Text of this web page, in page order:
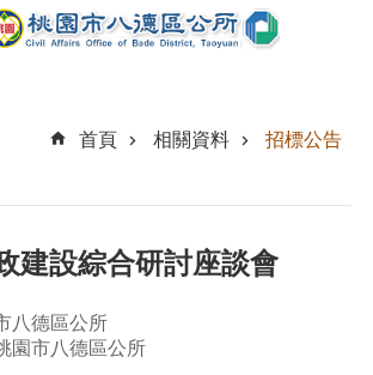
首頁
相關資料 招標公告
建設綜合研討座談會
八德區公所
園市八德區公所